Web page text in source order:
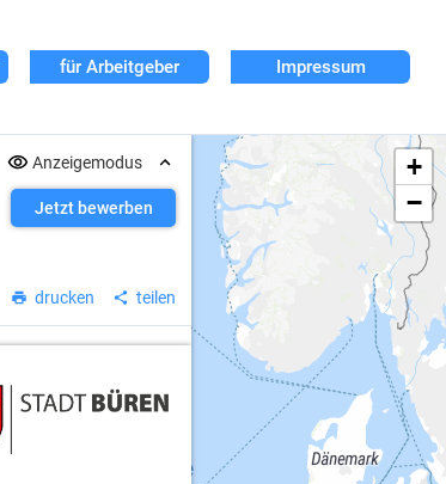
für Arbeitgeber Impressum
Anzeigemodus
Jetzt bewerben
drucken teilen
+
−